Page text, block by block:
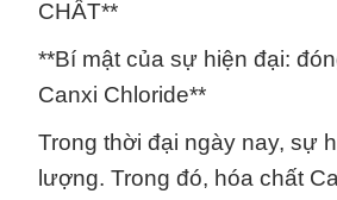
CHẤT**
**Bí mật của sự hiện đại:
Canxi Chloride**
Trong thời đại ngày nay, sự
lượng. Trong đó, hóa chất